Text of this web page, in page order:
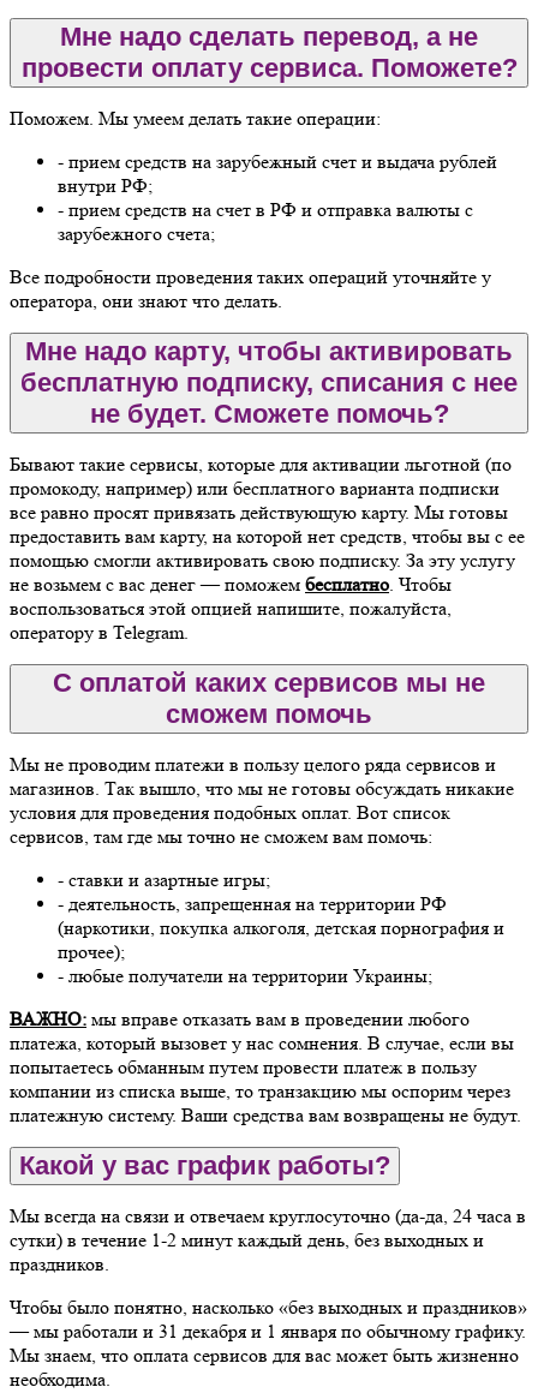
Мне надо сделать перевод, а не
провести оплату сервиса. Поможете?
Поможем. Мы умеем делать такие операции:
- прием средств на зарубежный счет и выдача рублей
внутри РФ;
- прием средств на счет в РФ и отправка валюты с
зарубежного счета;
Все подробности проведения таких операций уточняйте у
оператора, они знают что делать.
Мне надо карту, чтобы активировать
бесплатную подписку, списания с нее
не будет. Сможете помочь?
Бывают такие сервисы, которые для активации льготной (по
промокоду, например) или бесплатного варианта подписки
все равно просят привязать действующую карту. Мы готовы
предоставить вам карту, на которой нет средств, чтобы вы с ее
помощью смогли активировать свою подписку. За эту услугу
не возьмем с вас денег — поможем бесплатно. Чтобы
воспользоваться этой опцией напишите, пожалуйста,
оператору в Telegram.
С оплатой каких сервисов мы не
сможем помочь
Мы не проводим платежи в пользу целого ряда сервисов и
магазинов. Так вышло, что мы не готовы обсуждать никакие
условия для проведения подобных оплат. Вот список
сервисов, там где мы точно не сможем вам помочь:
- ставки и азартные игры;
- деятельность, запрещенная на территории РФ
(наркотики, покупка алкоголя, детская порнография и
прочее);
- любые получатели на территории Украины;
ВАЖНО: мы вправе отказать вам в проведении любого
платежа, который вызовет у нас сомнения. В случае, если вы
попытаетесь обманным путем провести платеж в пользу
компании из списка выше, то транзакцию мы оспорим через
платежную систему. Ваши средства вам возвращены не будут.
Какой у вас график работы?
Мы всегда на связи и отвечаем круглосуточно (да-да, 24 часа в
сутки) в течение 1-2 минут каждый день, без выходных и
праздников.
Чтобы было понятно, насколько «без выходных и праздников»
— мы работали и 31 декабря и 1 января по обычному графику.
Мы знаем, что оплата сервисов для вас может быть жизненно
необходима.